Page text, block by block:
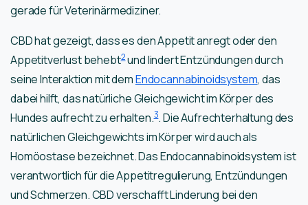
gerade für Veterinärmediziner.
CBD hat gezeigt, dass es den Appetit anregt oder den
Appetitverlust behebt2und lindert Entzündungen durch
seine Interaktion mit demEndocannabinoidsystem, das
dabei hilft, das natürliche Gleichgewicht im Körper des
Hundes aufrecht zu erhalten.3. Die Aufrechterhaltung des
natürlichen Gleichgewichts im Körper wird auch als
Homöostase bezeichnet. Das Endocannabinoidsystem ist
verantwortlich für die Appetitregulierung, Entzündungen
und Schmerzen. CBD verschafft Linderung bei den